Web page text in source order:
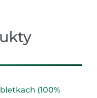
(100%